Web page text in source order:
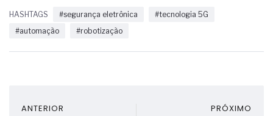
HASHTAGS #segurança eletrônica
#tecnologia 5G
#automação
#robotização
ANTERIOR PRÓXIMO